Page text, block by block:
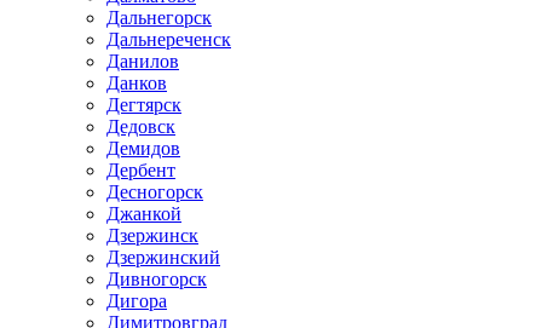
Дальнегорск
Дальнереченск
Данилов
Данков
Дегтярск
Дедовск
Демидов
Дербент
Десногорск
Джанкой
Дзержинск
Дзержинский
Дивногорск
Дигора
Димитровград